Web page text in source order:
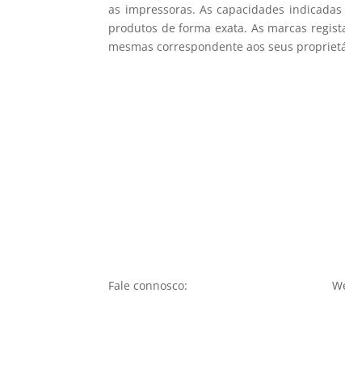
as impressoras. As capacidades
produtos de forma exata. As marcas
mesmas correspondente aos seus
Fale connosco: